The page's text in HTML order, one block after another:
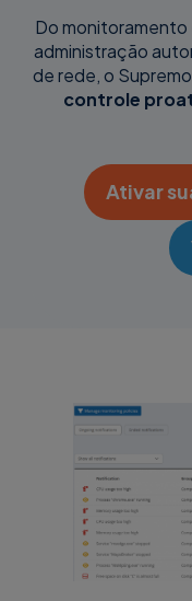
Do
administração
de rede, o
controle
Ativar